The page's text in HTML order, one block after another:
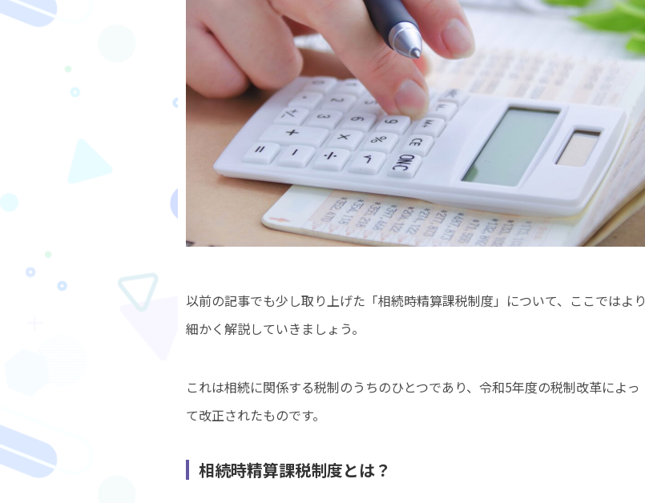
以前の記事でも少し取り上げた「相続時精算課税制度」について、ここではより
細かく解説していきましょう。
これは相続に関係する税制のうちのひとつであり、令和5年度の税制改革によっ
て改正されたものです。
相続時精算課税制度とは？